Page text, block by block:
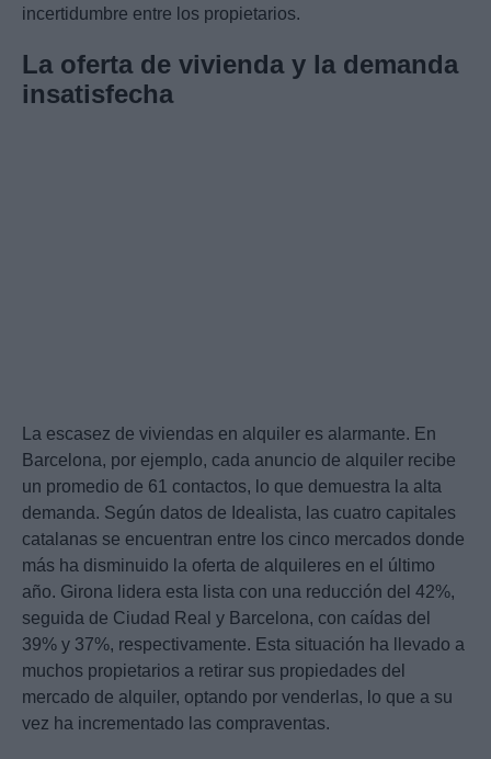
incertidumbre entre los propietarios.
La oferta de vivienda y la demanda
insatisfecha
La escasez de viviendas en alquiler es alarmante. En
Barcelona, por ejemplo, cada anuncio de alquiler recibe
un promedio de 61 contactos, lo que demuestra la alta
demanda. Según datos de Idealista, las cuatro capitales
catalanas se encuentran entre los cinco mercados donde
más ha disminuido la oferta de alquileres en el último
año. Girona lidera esta lista con una reducción del 42%,
seguida de Ciudad Real y Barcelona, con caídas del
39% y 37%, respectivamente. Esta situación ha llevado a
muchos propietarios a retirar sus propiedades del
mercado de alquiler, optando por venderlas, lo que a su
vez ha incrementado las compraventas.